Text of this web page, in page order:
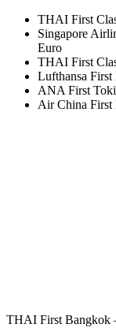
THAI First
Singapore
Euro
THAI First
Lufthansa
ANA First
Air China First
THAI First Bangkok